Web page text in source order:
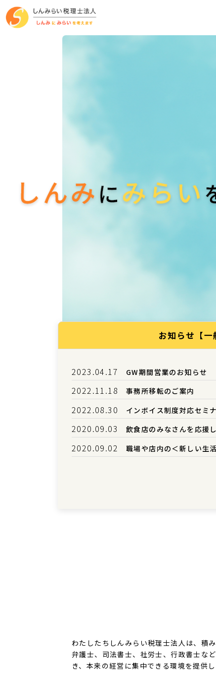
お知らせ【一
2023.04.17 GW期間営業のお知らせ
2022.11.18 事務所移転のご案内
2022.08.30 インボイス制度対応セミ
2020.09.03 飲食店のみなさんを応援
2020.09.02 職場や店内の＜新しい生
わたしたちしんみらい税理士法人は、積
弁護士、司法書士、社労士、行政書士な
き、本来の経営に集中できる環境を提供し